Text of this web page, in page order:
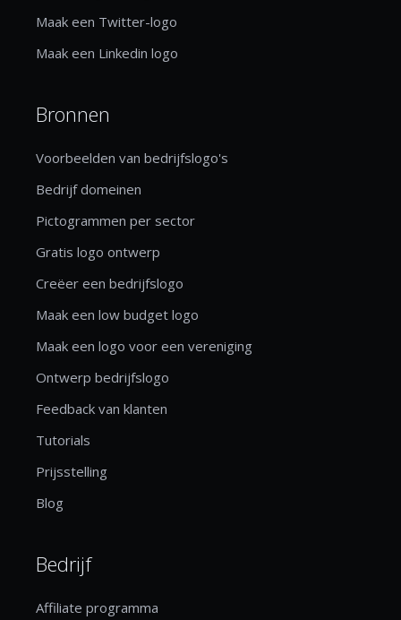
Maak een Twitter-logo
Maak een Linkedin logo
Bronnen
Voorbeelden van bedrijfslogo's
Bedrijf domeinen
Pictogrammen per sector
Gratis logo ontwerp
Creëer een bedrijfslogo
Maak een low budget logo
Maak een logo voor een vereniging
Ontwerp bedrijfslogo
Feedback van klanten
Tutorials
Prijsstelling
Blog
Bedrijf
Affiliate programma